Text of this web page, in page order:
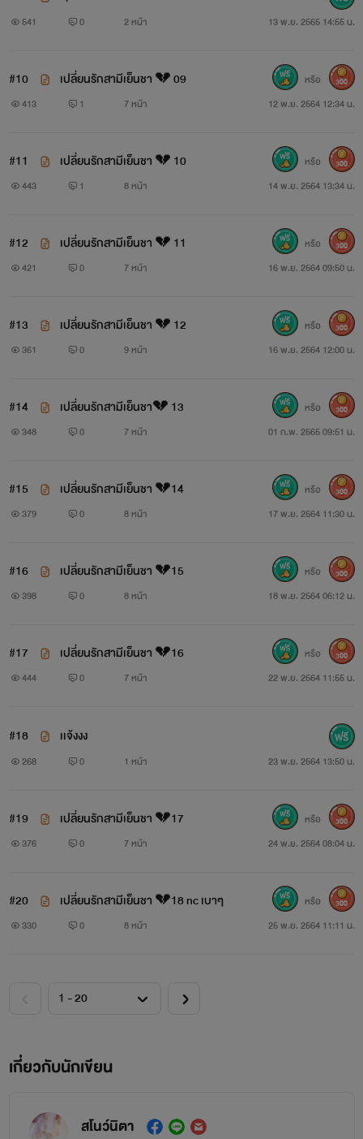
541 0 2 หน้า 13 พ.ย. 2565 14:55 น.
#10 เปลี่ยนรักสามีเย็นชา 💔 09
413 1 7 หน้า 12 พ.ย. 2564 12:34 น.
หรือ 300
#11 เปลี่ยนรักสามีเย็นชา 💔 10
443 1 8 หน้า 14 พ.ย. 2564 13:34 น.
หรือ 300
#12 เปลี่ยนรักสามีเย็นชา 💔 11
421 0 7 หน้า 16 พ.ย. 2564 09:50 น.
หรือ 300
#13 เปลี่ยนรักสามีเย็นชา 💔 12
361 0 9 หน้า 16 พ.ย. 2564 12:00 น.
หรือ 300
#14 เปลี่ยนรักสามีเย็นชา💔 13
348 0 7 หน้า 01 ก.พ. 2565 09:51 น.
หรือ 300
#15 เปลี่ยนรักสามีเย็นชา 💔14
379 0 8 หน้า 17 พ.ย. 2564 11:30 น.
หรือ 300
#16 เปลี่ยนรักสามีเย็นชา 💔15
398 0 8 หน้า 18 พ.ย. 2564 06:12 น.
หรือ 300
#17 เปลี่ยนรักสามีเย็นชา 💔16
444 0 7 หน้า 22 พ.ย. 2564 11:55 น.
หรือ 300
#18 เเจ้งงง
268 0 1 หน้า 23 พ.ย. 2564 13:50 น.
#19 เปลี่ยนรักสามีเย็นชา 💔17
376 0 7 หน้า 24 พ.ย. 2564 08:04 น.
หรือ 300
#20 เปลี่ยนรักสามีเย็นชา 💔18 nc เบาๆ
330 0 8 หน้า 25 พ.ย. 2564 11:11 น.
หรือ 300
เกี่ยวกับนักเขียน
สโนว์นิตา